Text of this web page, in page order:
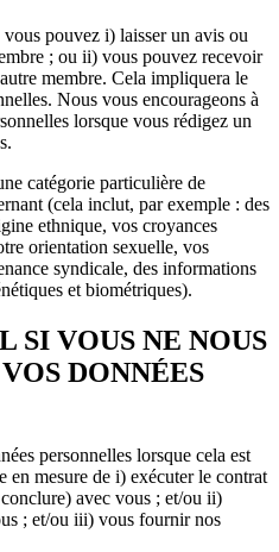
pouvez i) laisser un avis ou
; ou ii) vous pouvez recevoir
membre. Cela impliquera le
Nous vous encourageons à
lorsque vous rédigez un
catégorie particulière de
(cela inclut, par exemple : des
ethnique, vos croyances
orientation sexuelle, vos
syndicale, des informations
et biométriques).
SI VOUS NE NOUS
DONNÉES
personnelles lorsque cela est
en mesure de i) exécuter le contrat
avec vous ; et/ou ii)
; et/ou iii) vous fournir nos